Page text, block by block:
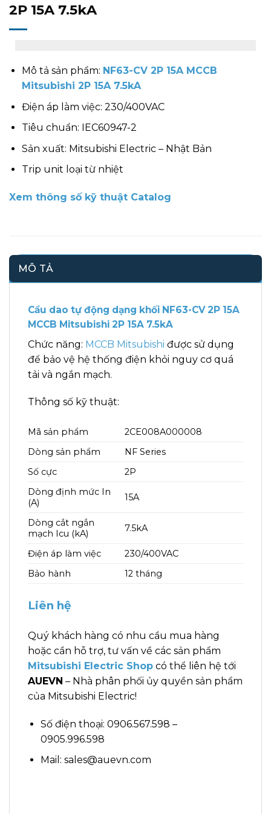
2P 15A 7.5kA
Mô tả sản phẩm: NF63-CV 2P 15A MCCB
Mitsubishi 2P 15A 7.5kA
Điện áp làm việc: 230/400VAC
Tiêu chuẩn: IEC60947-2
Sản xuất: Mitsubishi Electric – Nhật Bản
Trip unit loại từ nhiệt
Xem thông số kỹ thuật Catalog
MÔ TẢ
Cầu dao tự động dạng khối NF63-CV 2P 15A
MCCB Mitsubishi 2P 15A 7.5kA
Chức năng: MCCB Mitsubishi được sử dụng
để bảo vệ hệ thống điện khỏi nguy cơ quá
tải và ngắn mạch.
Thông số kỹ thuật:
Mã sản phẩm
2CE008A000008
Dòng sản phẩm
NF Series
Số cực
2P
Dòng định mức In
(A)
15A
Dòng cắt ngắn
mạch Icu (kA)
7.5kA
Điện áp làm việc
230/400VAC
Bảo hành
12 tháng
Liên hệ
Quý khách hàng có nhu cầu mua hàng
hoặc cần hỗ trợ, tư vấn về các sản phẩm
Mitsubishi Electric Shop có thể liên hệ tới
AUEVN – Nhà phân phối ủy quyền sản phẩm
của Mitsubishi Electric!
Số điện thoại: 0906.567.598 –
0905.996.598
Mail: sales@auevn.com